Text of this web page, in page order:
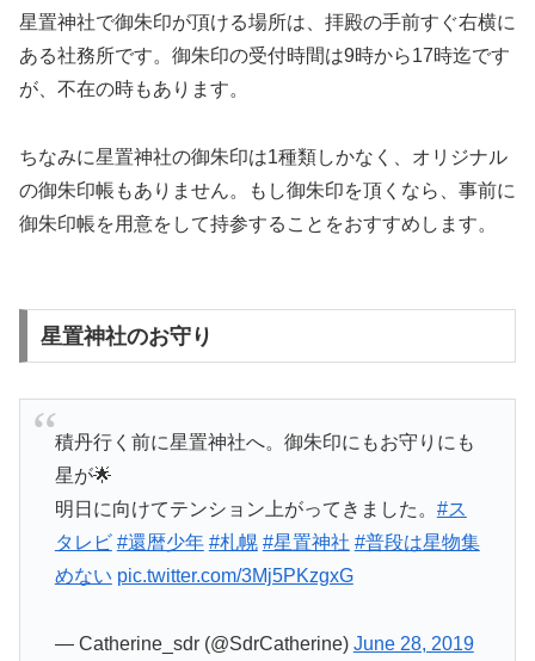
星置神社で御朱印が頂ける場所は、拝殿の手前すぐ右横に
ある社務所です。御朱印の受付時間は9時から17時迄です
が、不在の時もあります。
ちなみに星置神社の御朱印は1種類しかなく、オリジナル
の御朱印帳もありません。もし御朱印を頂くなら、事前に
御朱印帳を用意をして持参することをおすすめします。
星置神社のお守り
積丹行く前に星置神社へ。御朱印にもお守りにも
星が🌟
明日に向けてテンション上がってきました。 #ス
タレビ #還暦少年 #札幌 #星置神社 #普段は星物集
めない pic.twitter.com/3Mj5PKzgxG
— Catherine_sdr (@SdrCatherine) June 28, 2019